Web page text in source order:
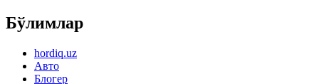
Бўлимлар
hordiq.uz
Авто
Блогер